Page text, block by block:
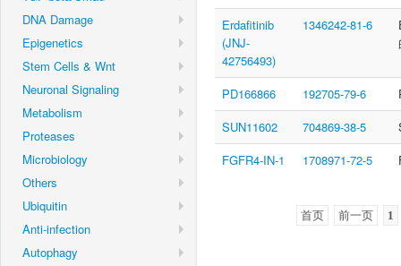
DNA Damage
Epigenetics
Stem Cells & Wnt
Neuronal Signaling
Metabolism
Proteases
Microbiology
Others
Ubiquitin
Anti-infection
Autophagy
Erdafitinib
(JNJ-
42756493)
1346242-81-6
PD166866 192705-79-6
SUN11602
704869-38-5
FGFR4-IN-1
1708971-72-5
首页 前一页 1